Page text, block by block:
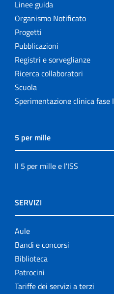
Linee guida
Organismo Notificato
Progetti
Pubblicazioni
Registri e sorveglianze
Ricerca collaboratori
Scuola
Sperimentazione clinica fase I
5 per mille
Il 5 per mille e l'ISS
SERVIZI
Aule
Bandi e concorsi
Biblioteca
Patrocini
Tariffe dei servizi a terzi